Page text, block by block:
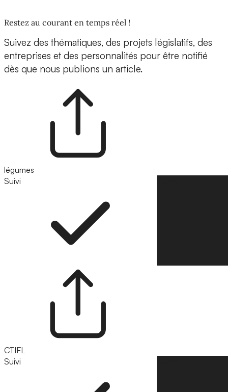
Restez au courant en temps réel !
Suivez des thématiques, des projets législatifs, des
entreprises et des personnalités pour être notifié
dès que nous publions un article.
légumes
Suivi
CTIFL
Suivi